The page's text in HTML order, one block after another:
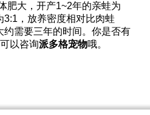
肥大，开产1~2年的亲蛙为
3:1，放养密度相对比肉蛙
约需要三年的时间。你是否有
以咨询派多格宠物哦。